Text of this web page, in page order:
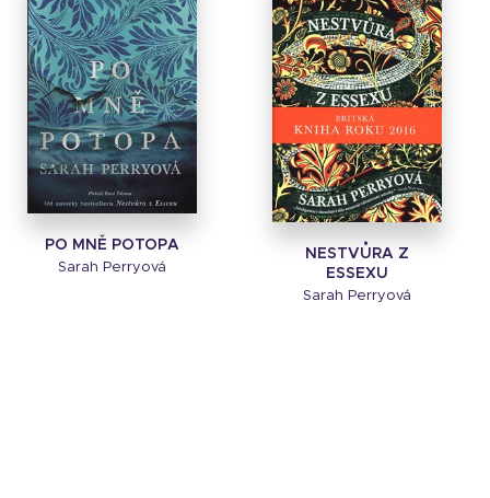
PO MNĚ POTOPA
Sarah Perryová
NESTVŮRA Z
ESSEXU
Sarah Perryová